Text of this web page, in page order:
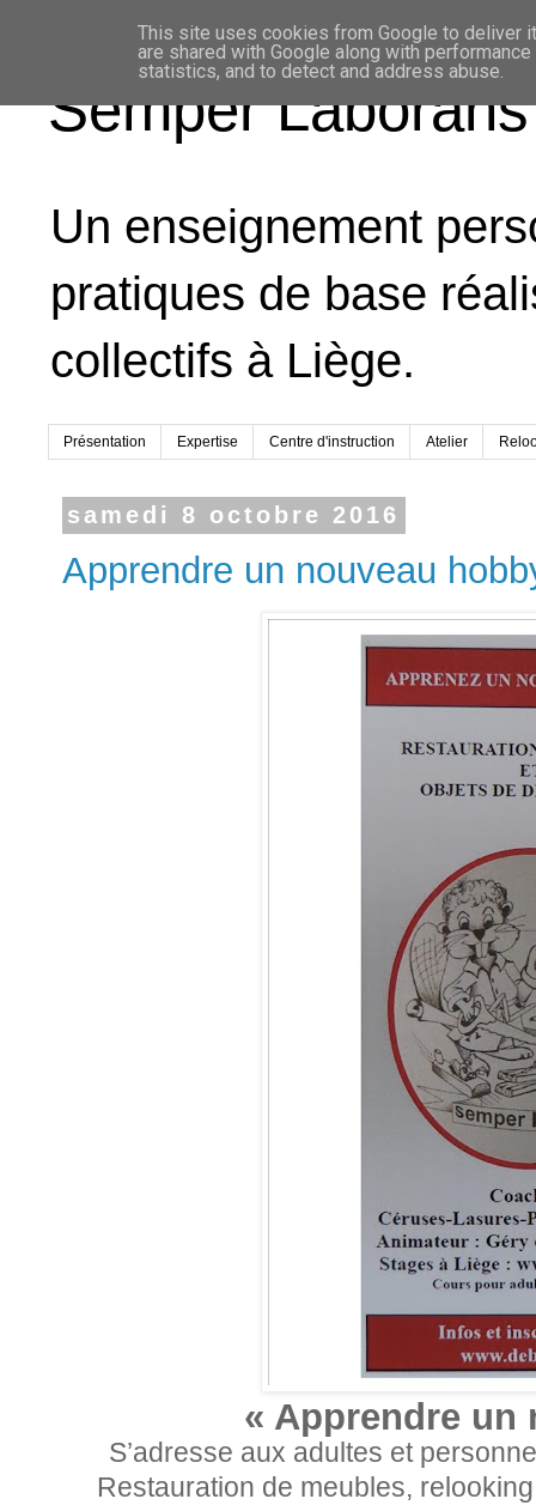
Semper Laborans
Un enseignement
pratiques de base
collectifs à Liège.
Présentation Expertise Centre d'instruction Atelier
samedi 8 octobre 2016
Apprendre un nouveau
« Apprendre un
S’adresse aux adultes et
Restauration de meubles,
This site uses cookies from Google to deliver
are shared with Google along with
statistics, and to detect and address abuse.